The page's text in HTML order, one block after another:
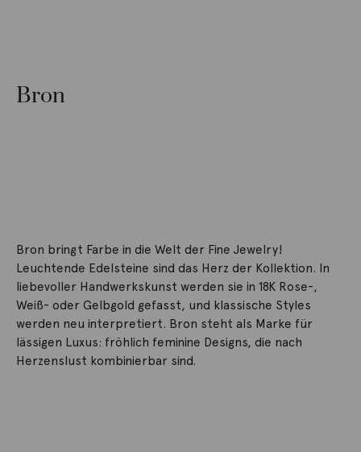
Bron
Bron bringt Farbe in die Welt der Fine Jewelry!
Leuchtende Edelsteine sind das Herz der Kollektion. In
liebevoller Handwerkskunst werden sie in 18K Rose-,
Weiß- oder Gelbgold gefasst, und klassische Styles
werden neu interpretiert. Bron steht als Marke für
lässigen Luxus: fröhlich feminine Designs, die nach
Herzenslust kombinierbar sind.